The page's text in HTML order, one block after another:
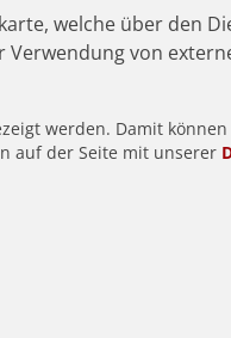
welche über den
Verwendung von
werden. Damit
auf der Seite mit unserer